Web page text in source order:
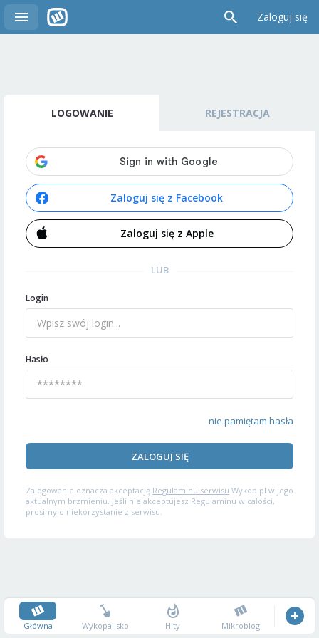
Zaloguj się
LOGOWANIE REJESTRACJA
Zaloguj się z Facebook
Zaloguj się z Apple
LUB
Login
Hasło
nie pamiętam hasła
ZALOGUJ SIĘ
Zalogowanie oznacza akceptację Regulaminu serwisu Wykop.pl w jego
aktualnym brzmieniu. Jeśli nie akceptujesz Regulaminu w całości,
prosimy o niekorzystanie z serwisu.
Główna Wykopalisko Hity Mikroblog